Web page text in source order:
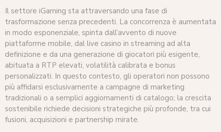
Il settore iGaming sta attraversando una fase di
trasformazione senza precedenti. La concorrenza è aumentata
in modo esponenziale, spinta dall’avvento di nuove
piattaforme mobile, dal live casino in streaming ad alta
definizione e da una generazione di giocatori più esigente,
abituata a RTP elevati, volatilità calibrata e bonus
personalizzati. In questo contesto, gli operatori non possono
più affidarsi esclusivamente a campagne di marketing
tradizionali o a semplici aggiornamenti di catalogo; la crescita
sostenibile richiede decisioni strategiche più profonde, tra cui
fusioni, acquisizioni e partnership mirate.